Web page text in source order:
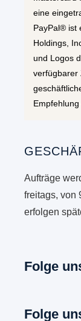
eine
PayPal® ist
Holdings,
und Logos
verfügbarer
Empfehlung
Aufträge
freitags, von
erfolgen
Folge
Folge